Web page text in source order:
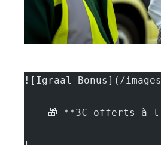
![Igraal Bonus](/
🎁 **3€ offerts à